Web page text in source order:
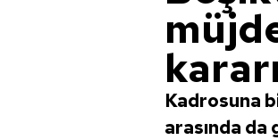
kararı
Kadrosuna
arasında da